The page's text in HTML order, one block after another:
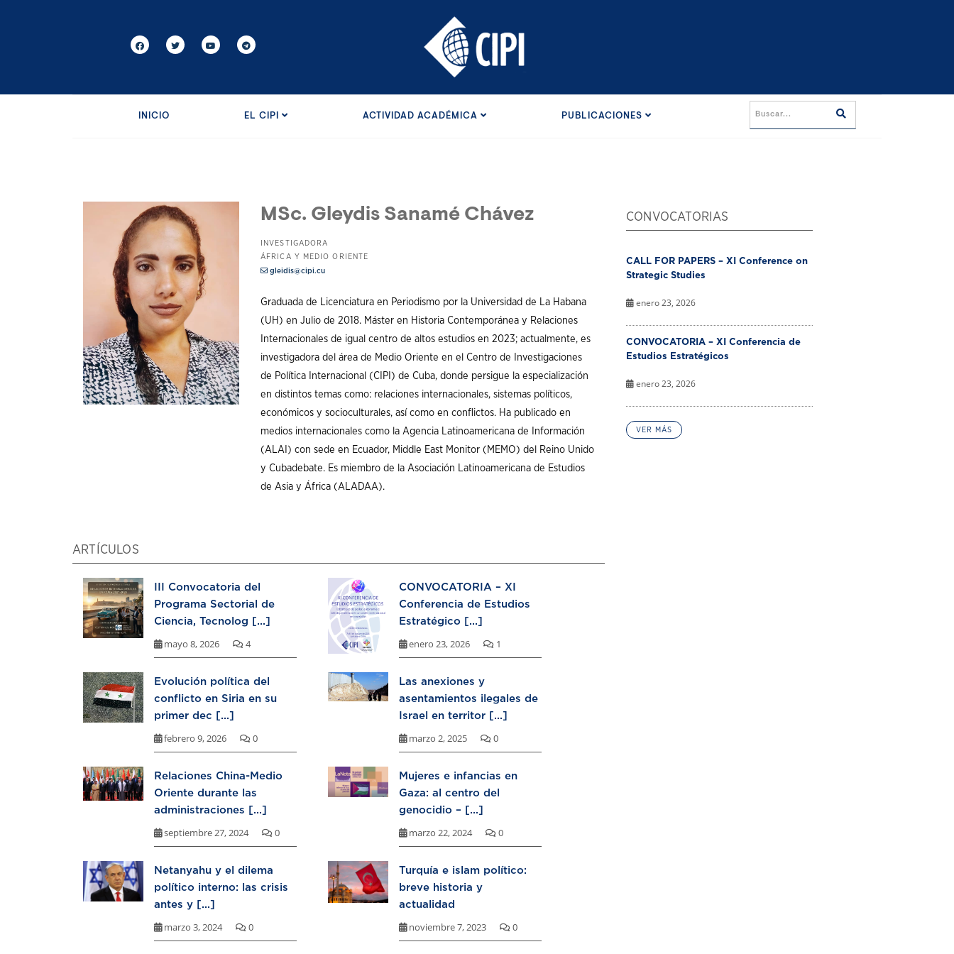
INICIO EL CIPI ACTIVIDAD ACADÉMICA PUBLICACIONES
MSc. Gleydis Sanamé Chávez
INVESTIGADORA
ÁFRICA Y MEDIO ORIENTE
gleidis@cipi.cu
Graduada de Licenciatura en Periodismo por la Universidad de La Habana
(UH) en Julio de 2018. Máster en Historia Contemporánea y Relaciones
Internacionales de igual centro de altos estudios en 2023; actualmente, es
investigadora del área de Medio Oriente en el Centro de Investigaciones
de Política Internacional (CIPI) de Cuba, donde persigue la especialización
en distintos temas como: relaciones internacionales, sistemas políticos,
económicos y socioculturales, así como en conflictos. Ha publicado en
medios internacionales como la Agencia Latinoamericana de Información
(ALAI) con sede en Ecuador, Middle East Monitor (MEMO) del Reino Unido
y Cubadebate. Es miembro de la Asociación Latinoamericana de Estudios
de Asia y África (ALADAA).
ARTÍCULOS
III Convocatoria del
Programa Sectorial de
Ciencia, Tecnolog [...]
mayo 8, 2026 4
CONVOCATORIA – XI
Conferencia de Estudios
Estratégico [...]
enero 23, 2026 1
Evolución política del
conflicto en Siria en su
primer dec [...]
febrero 9, 2026 0
Las anexiones y
asentamientos ilegales de
Israel en territor [...]
marzo 2, 2025 0
Relaciones China-Medio
Oriente durante las
administraciones [...]
septiembre 27, 2024 0
Mujeres e infancias en
Gaza: al centro del
genocidio – [...]
marzo 22, 2024 0
Netanyahu y el dilema
político interno: las crisis
antes y [...]
marzo 3, 2024 0
Turquía e islam político:
breve historia y
actualidad
noviembre 7, 2023 0
CONVOCATORIAS
CALL FOR PAPERS – XI Conference on
Strategic Studies
enero 23, 2026
CONVOCATORIA – XI Conferencia de
Estudios Estratégicos
enero 23, 2026
VER MÁS